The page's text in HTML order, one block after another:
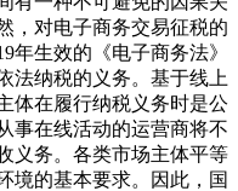
，对电子商务交易征税的
年生效的《电子商务法》
法纳税的义务。基于线上
体在履行纳税义务时是公
事在线活动的运营商将不
义务。各类市场主体平等
境的基本要求。因此，国